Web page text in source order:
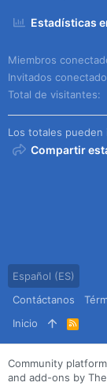
Estadísticas
Miembros
Invitados
Total de visitantes
Los totales
Compartir
Español (ES)
Contáctanos
Inicio
R
S
S
Community
and add-ons by